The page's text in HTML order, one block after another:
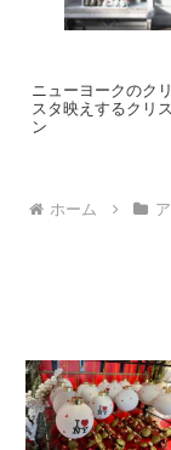
ニューヨークのク
スタ映えするクリ
ン
ホーム